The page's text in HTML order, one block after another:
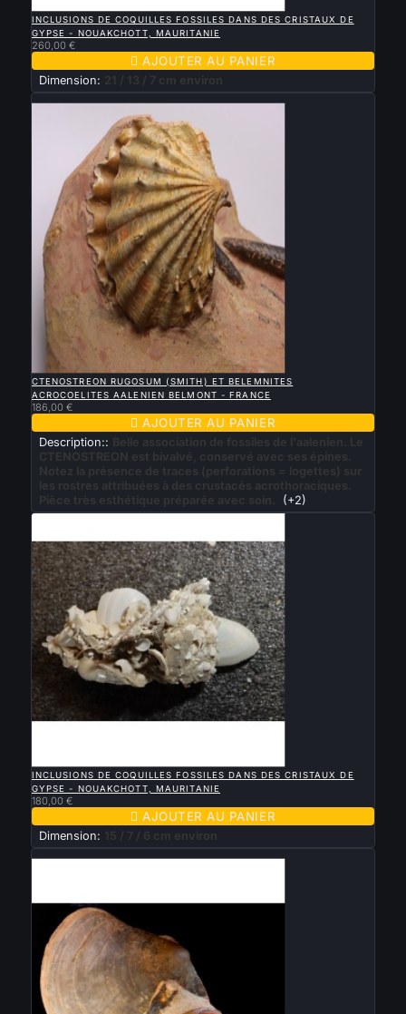
INCLUSIONS DE COQUILLES FOSSILES DANS DES CRISTAUX DE
GYPSE - NOUAKCHOTT, MAURITANIE
260,00 €
 AJOUTER AU PANIER
Dimension: 21 / 13 / 7 cm environ
Nouveau
APERÇU RAPIDE
CTENOSTREON RUGOSUM (SMITH) ET BELEMNITES
ACROCOELITES AALENIEN BELMONT - FRANCE
186,00 €
 AJOUTER AU PANIER
Description::
Belle association de fossiles de l'aalenien. Le
CTENOSTREON est bivalvé, conservé avec ses épines.
Notez la présence de traces (perforations = logettes) sur
les rostres attribuées à des crustacés acrothoraciques.
Pièce très esthétique préparée avec soin.
(+2)
INCLUSIONS DE COQUILLES FOSSILES DANS DES CRISTAUX DE
GYPSE - NOUAKCHOTT, MAURITANIE
180,00 €
 AJOUTER AU PANIER
Dimension: 15 / 7 / 6 cm environ
Nouveau